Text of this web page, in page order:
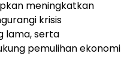
meningkatkan
krisis
lama, serta
pemulihan ekonomi